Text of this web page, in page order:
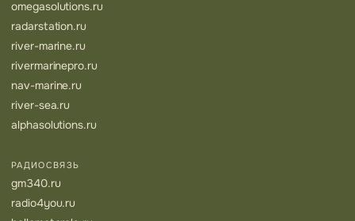
omegasolutions.ru
radarstation.ru
river-marine.ru
rivermarinepro.ru
nav-marine.ru
river-sea.ru
alphasolutions.ru
РАДИОСВЯЗЬ
gm340.ru
radio4you.ru